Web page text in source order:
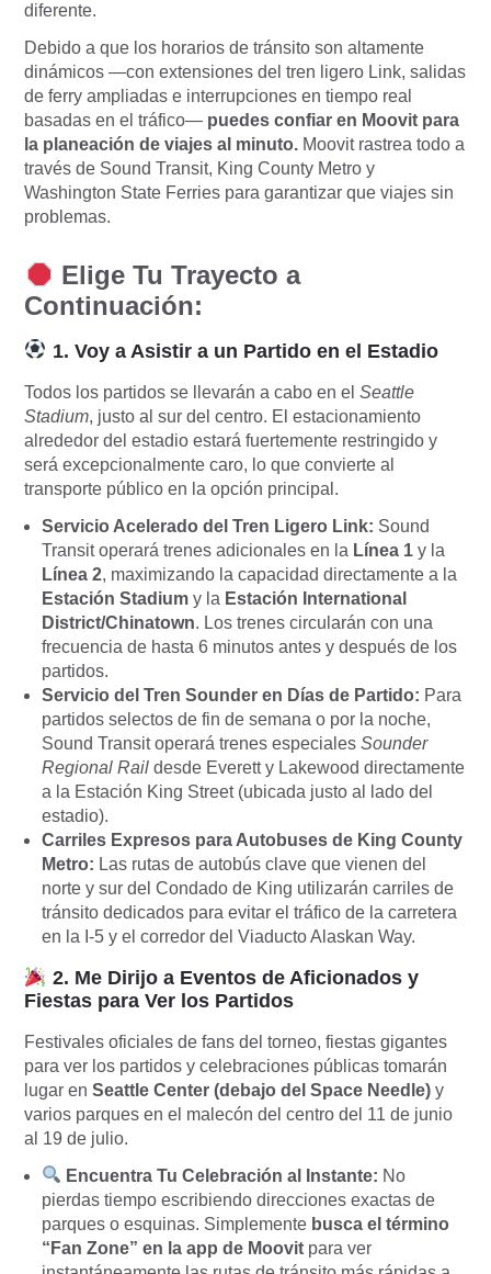
diferente.
Debido a que los horarios de tránsito son altamente
dinámicos —con extensiones del tren ligero Link, salidas
de ferry ampliadas e interrupciones en tiempo real
basadas en el tráfico— puedes confiar en Moovit para
la planeación de viajes al minuto. Moovit rastrea todo a
través de Sound Transit, King County Metro y
Washington State Ferries para garantizar que viajes sin
problemas.
Elige Tu Trayecto a
Continuación:
1. Voy a Asistir a un Partido en el Estadio
Todos los partidos se llevarán a cabo en el Seattle
Stadium, justo al sur del centro. El estacionamiento
alrededor del estadio estará fuertemente restringido y
será excepcionalmente caro, lo que convierte al
transporte público en la opción principal.
Servicio Acelerado del Tren Ligero Link: Sound
Transit operará trenes adicionales en la Línea 1 y la
Línea 2, maximizando la capacidad directamente a la
Estación Stadium y la Estación International
District/Chinatown. Los trenes circularán con una
frecuencia de hasta 6 minutos antes y después de los
partidos.
Servicio del Tren Sounder en Días de Partido: Para
partidos selectos de fin de semana o por la noche,
Sound Transit operará trenes especiales Sounder
Regional Rail desde Everett y Lakewood directamente
a la Estación King Street (ubicada justo al lado del
estadio).
Carriles Expresos para Autobuses de King County
Metro: Las rutas de autobús clave que vienen del
norte y sur del Condado de King utilizarán carriles de
tránsito dedicados para evitar el tráfico de la carretera
en la I-5 y el corredor del Viaducto Alaskan Way.
2. Me Dirijo a Eventos de Aficionados y
Fiestas para Ver los Partidos
Festivales oficiales de fans del torneo, fiestas gigantes
para ver los partidos y celebraciones públicas tomarán
lugar en Seattle Center (debajo del Space Needle) y
varios parques en el malecón del centro del 11 de junio
al 19 de julio.
Encuentra Tu Celebración al Instante: No
pierdas tiempo escribiendo direcciones exactas de
parques o esquinas. Simplemente busca el término
“Fan Zone” en la app de Moovit para ver